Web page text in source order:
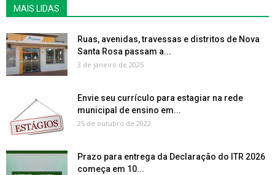
MAIS LIDAS
Ruas, avenidas, travessas e distritos de Nova
Santa Rosa passam a...
3 de janeiro de 2025
Envie seu currículo para estagiar na rede
municipal de ensino em...
25 de outubro de 2022
Prazo para entrega da Declaração do ITR 2026
começa em 10...